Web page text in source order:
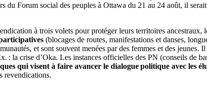
Forum social des peuples à Ottawa du 21 au 24 août, il
à trois volets pour protéger leurs territoires
(blocages de routes, manifestations et danses,
et sont souvent menées par des femmes et des jeunes.
: la crise d’Oka. Les instances officielles des PN (conseils de
qui visent à faire avancer le dialogue politique avec les
revendications.